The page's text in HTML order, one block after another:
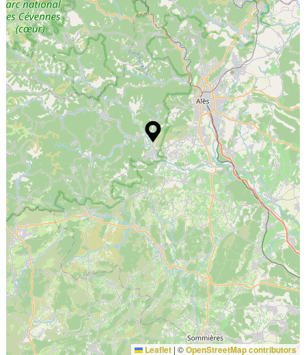
Leaflet | ©OpenStreetMap contributors